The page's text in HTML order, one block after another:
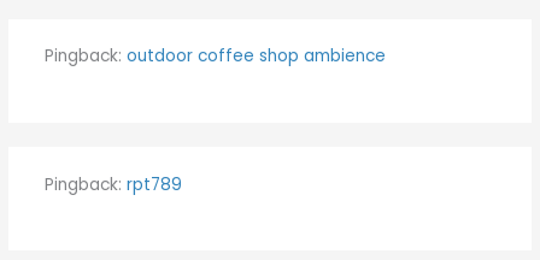
Pingback: outdoor coffee shop ambience
Pingback: rpt789